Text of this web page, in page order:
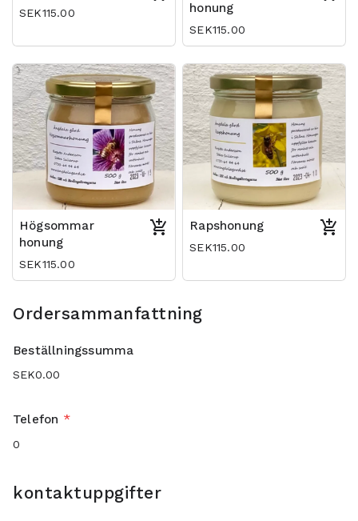
SEK115.00
honung
SEK115.00
Högsommar
honung
SEK115.00
Rapshonung
SEK115.00
Ordersammanfattning
Beställningssumma
Telefon *
kontaktuppgifter